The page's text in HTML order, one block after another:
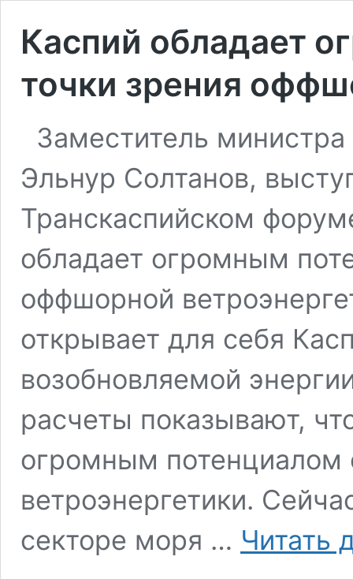
Каспий обладает
точки зрения
Заместитель
Эльнур Солтанов,
Транскаспийском
обладает огромным
оффшорной
открывает для себя
возобновляемой
расчеты показывают,
огромным потенциалом
ветроэнергетики.
секторе моря … Читать